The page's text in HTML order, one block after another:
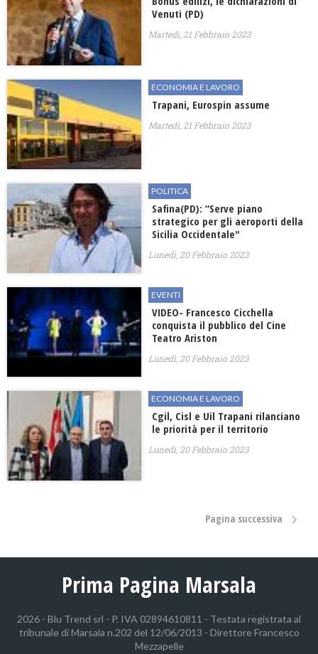
Venuti (PD)
Martedì, 21 Febbraio 2023
ECONOMIA E LAVORO
Trapani, Eurospin assume
Martedì, 21 Febbraio 2023
POLITICA
Safina(PD): “Serve piano
strategico per gli aeroporti della
Sicilia Occidentale"
Lunedì, 20 Febbraio 2023
EVENTI
VIDEO- Francesco Cicchella
conquista il pubblico del Cine
Teatro Ariston
Lunedì, 20 Febbraio 2023
ECONOMIA E LAVORO
Cgil, Cisl e Uil Trapani rilanciano
le priorità per il territorio
Lunedì, 20 Febbraio 2023
Pagina successiva
Prima Pagina Marsala
2026 - Blu Trend srl - P. IVA 02894610811 - Testata registrata al
tribunale di Marsala n.202 del 12/06/2013 - Direttore Francesco
Mezzapelle